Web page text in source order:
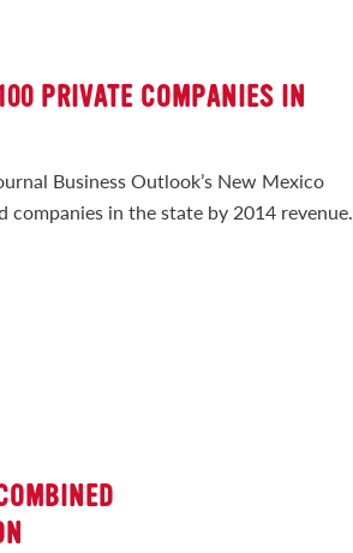
PRIVATE COMPANIES IN
Business Outlook’s New Mexico
in the state by 2014 revenue.